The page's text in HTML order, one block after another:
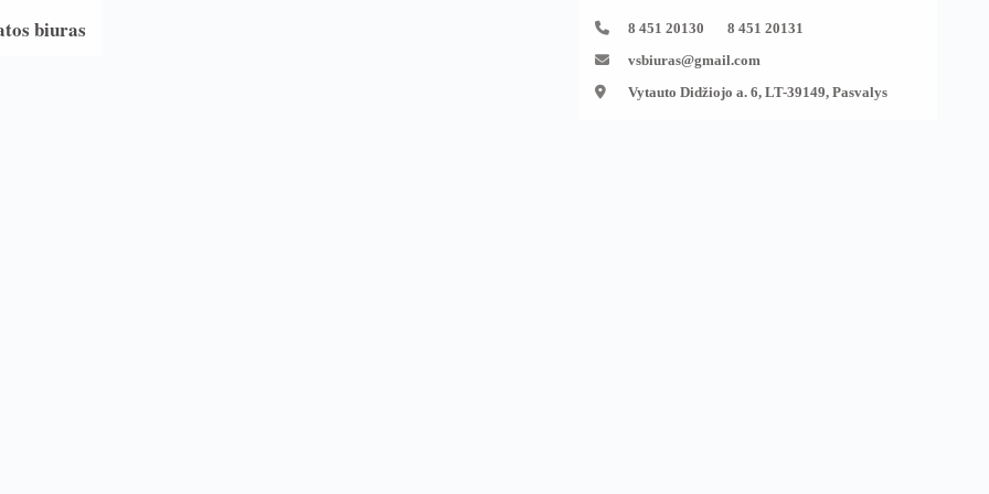
biuras
8 451 20130 8 451 20131
vsbiuras@gmail.com
Vytauto Didžiojo a. 6, LT-39149, Pasvalys